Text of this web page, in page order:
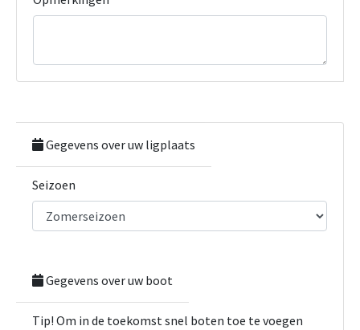
Gegevens over uw ligplaats
Seizoen
Gegevens over uw boot
Tip! Om in de toekomst snel boten toe te voegen